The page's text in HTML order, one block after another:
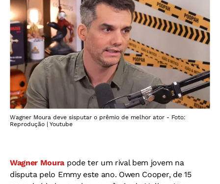
Wagner Moura deve sisputar o prêmio de melhor ator - Foto:
Reprodução | Youtube
Wagner Moura pode ter um rival bem jovem na
disputa pelo Emmy este ano. Owen Cooper, de 15